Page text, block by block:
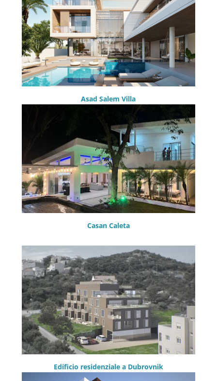
Asad Salem Villa
Casan Caleta
Edificio residenziale a Dubrovnik